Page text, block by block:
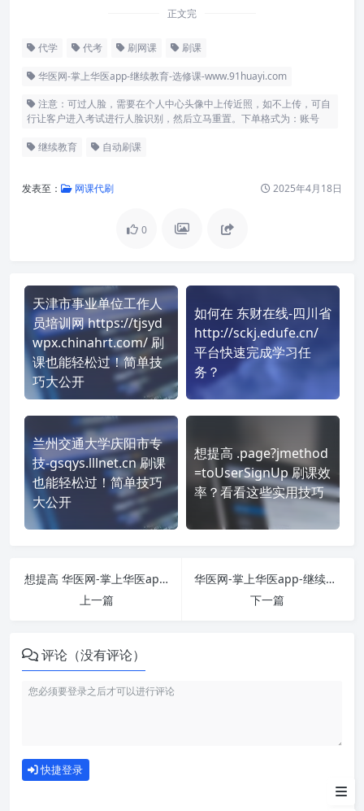
正文完
代学 代考 刷网课 刷课
华医网-掌上华医app-继续教育-选修课-www.91huayi.com
注意：可过人脸，需要在个人中心头像中上传近照，如不上传，可自
行让客户进入考试进行人脸识别，然后立马重置。下单格式为：账号
继续教育 自动刷课
发表至： 网课代刷 2025年4月18日
0
天津市事业单位工作人
员培训网 https://tjsyd
wpx.chinahrt.com/ 刷
课也能轻松过！简单技
巧大公开
如何在 东财在线-四川省
http://sckj.edufe.cn/
平台快速完成学习任
务？
兰州交通大学庆阳市专
技-gsqys.lllnet.cn 刷课
也能轻松过！简单技巧
大公开
想提高 .page?jmethod
=toUserSignUp 刷课效
率？看看这些实用技巧
想提高 华医网-掌上华医app-区域培训-https://www.91huayi.com/ 刷课效率？看看这些实用技巧
上一篇
华医网-掌上华医app-继续教育-公需课-www.91huayi.com 刷课也能轻松过！简单技巧大公开
下一篇
评论（没有评论）
快捷登录